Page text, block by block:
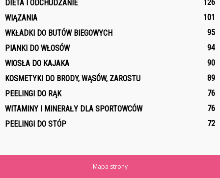
DIETA I ODCHUDZANIE
126
WIĄZANIA
101
WKŁADKI DO BUTÓW BIEGOWYCH
95
PIANKI DO WŁOSÓW
94
WIOSŁA DO KAJAKA
90
KOSMETYKI DO BRODY, WĄSÓW, ZAROSTU
89
PEELINGI DO RĄK
76
WITAMINY I MINERAŁY DLA SPORTOWCÓW
76
PEELINGI DO STÓP
72
Mapa strony